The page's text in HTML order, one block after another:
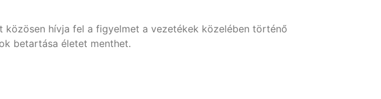
közösen hívja fel a figyelmet a vezetékek közelében történő
betartása életet menthet.